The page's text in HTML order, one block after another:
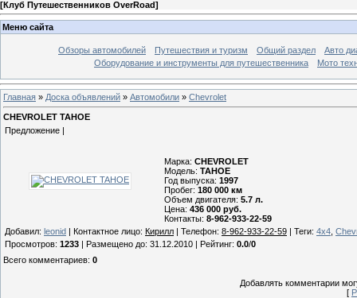
[Клуб Путешественников OverRoad]
Меню сайта
Обзоры автомобилей Путешествия и туризм Общий раздел
Авто
Оборудование и инструменты для путешественника
Мото
Главная » Доска объявлений » Автомобили » Chevrolet
CHEVROLET TAHOE
Предложение |
Марка: CHEVROLET
Модель: TAHOE
Год выпуска: 1997
Пробег: 180 000 км
Объем двигателя: 5.7 л.
Цена: 436 000 руб.
Контакты: 8-962-933-22-59
Добавил: leonid | Контактное лицо: Кирилл | Телефон: 8-962-933-22-59 | Теги: 4х4
Просмотров: 1233 | Размещено до: 31.12.2010 | Рейтинг: 0.0/0
Всего комментариев: 0
Добавлять комментарии
[